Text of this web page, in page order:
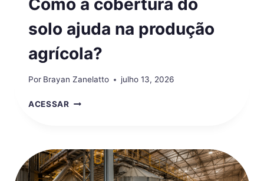
solo ajuda na produção
agrícola?
Por Brayan Zanelatto julho 13, 2026
ACESSARCOMO
SOLO
AJUDA
NA